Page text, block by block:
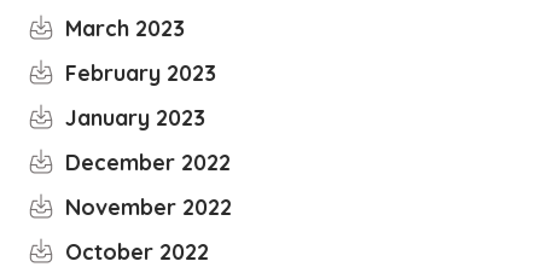
March 2023
February 2023
January 2023
December 2022
November 2022
October 2022